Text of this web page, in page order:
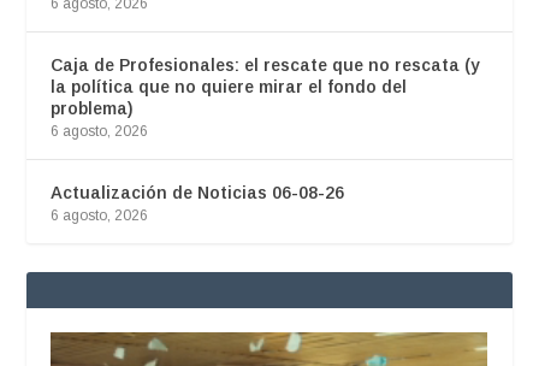
6 agosto, 2026
Caja de Profesionales: el rescate que no rescata (y
la política que no quiere mirar el fondo del
problema)
6 agosto, 2026
Actualización de Noticias 06-08-26
6 agosto, 2026